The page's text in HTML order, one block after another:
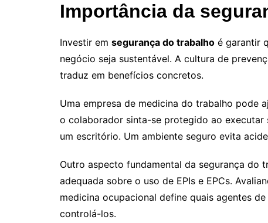
Importância da
Investir em segurança do trabalho é garantir
negócio seja sustentável. A cultura de
traduz em benefícios concretos.
Uma empresa de medicina do trabalho pode
o colaborador sinta-se protegido ao executar
um escritório. Um ambiente seguro evita
Outro aspecto fundamental da segurança do
adequada sobre o uso de EPIs e EPCs.
medicina ocupacional define quais agentes
controlá-los.